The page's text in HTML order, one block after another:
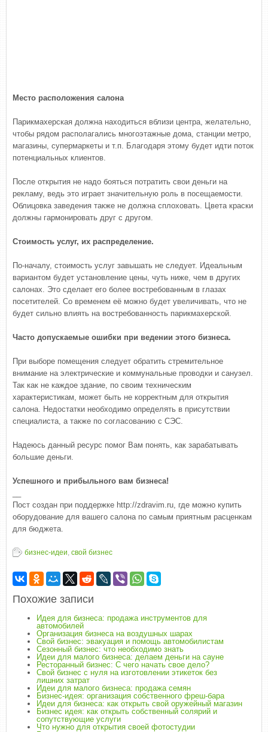
Место расположения салона
Парикмахерская должна находиться вблизи центра, желательно,
чтобы рядом располагались многоэтажные дома, станции метро,
магазины, супермаркеты и т.п. Благодаря этому будет идти поток
потенциальных клиентов.
После открытия не надо бояться потратить свои деньги на
рекламу, ведь это играет значительную роль в посещаемости.
Облицовка заведения также не должна сплоховать. Цвета краски
должны гармонировать друг с другом.
Стоимость услуг, их распределение.
По-началу, стоимость услуг завышать не следует. Идеальным
вариантом будет установление цены, чуть ниже, чем в других
салонах. Это сделает его более востребованным в глазах
посетителей. Со временем её можно будет увеличивать, что не
будет сильно влиять на востребованность парикмахерской.
Часто допускаемые ошибки при ведении этого бизнеса.
При выборе помещения следует обратить стремительное
внимание на электрические и коммунальные проводки и санузел.
Так как не каждое здание, по своим техническим
характеристикам, может быть не корректным для открытия
салона. Недостатки необходимо определять в присутствии
специалиста, а также по согласованию с СЭС.
Надеюсь данный ресурс помог Вам понять, как зарабатывать
большие деньги.
Успешного и прибыльного вам бизнеса!
Пост создан при поддержке http://zdravim.ru, где можно купить
оборудование для вашего салона по самым приятным расценкам
для бюджета.
бизнес-идеи, свой бизнес
Похожие записи
Идея для бизнеса: продажа инструментов для
автомобилей
Организация бизнеса на воздушных шарах
Свой бизнес: эвакуация и помощь автомобилистам
Сезонный бизнес: что необходимо знать
Идеи для малого бизнеса: делаем деньги на сауне
Ресторанный бизнес: С чего начать свое дело?
Свой бизнес с нуля на изготовлении этикеток без
лишних затрат
Идеи для малого бизнеса: продажа семян
Бизнес-идея: организация собственного фреш-бара
Идеи для бизнеса: как открыть свой оружейный магазин
Бизнес идея: как открыть собственный солярий и
сопутствующие услуги
Что нужно для открытия своей фотостудии